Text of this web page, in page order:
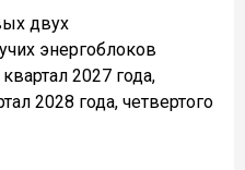
двух
энергоблоков
2027 года,
2028 года, четвертого